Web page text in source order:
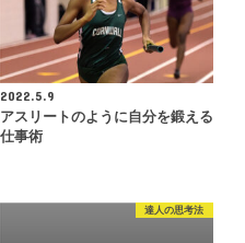
2022.5.9
アスリートのように自分を鍛える
仕事術
達人の思考法